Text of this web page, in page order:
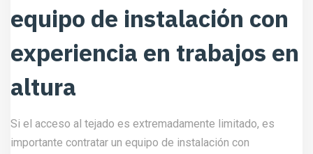
equipo de instalación con
experiencia en trabajos en
altura
Si el acceso al tejado es extremadamente limitado, es
importante contratar un equipo de instalación con